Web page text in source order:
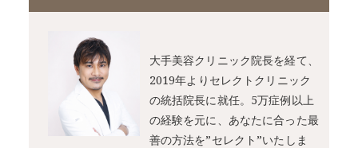
大手美容クリニック院長を経て、
2019年よりセレクトクリニック
の統括院長に就任。5万症例以上
の経験を元に、あなたに合った最
善の方法を”セレクト”いたしま